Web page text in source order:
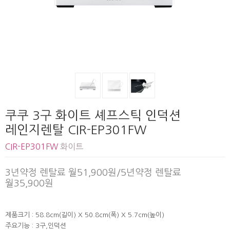
쿠쿠 3구 화이트 셰프스틱 인덕션
레인지렌탈 CIR-EP301FW
CIR-EP301FW 화이트
3년약정 렌탈료 월51,900원/5년약정 렌탈료
월35,900원
제품크기 : 58.8cm(길이) X 50.8cm(폭) X 5.7cm(높이)
주요기능 : 3구,인덕션